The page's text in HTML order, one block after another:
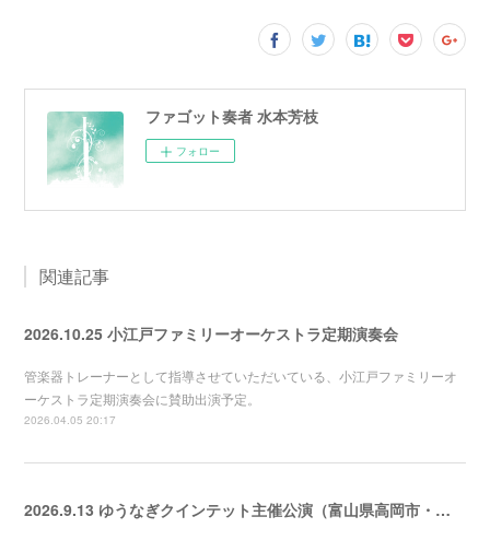
ファゴット奏者 水本芳枝
フォロー
関連記事
2026.10.25 小江戸ファミリーオーケストラ定期演奏会
管楽器トレーナーとして指導させていただいている、小江戸ファミリーオ
ーケストラ定期演奏会に賛助出演予定。
2026.04.05 20:17
2026.9.13 ゆうなぎクインテット主催公演（富山県高岡市・城東音楽院ホール）